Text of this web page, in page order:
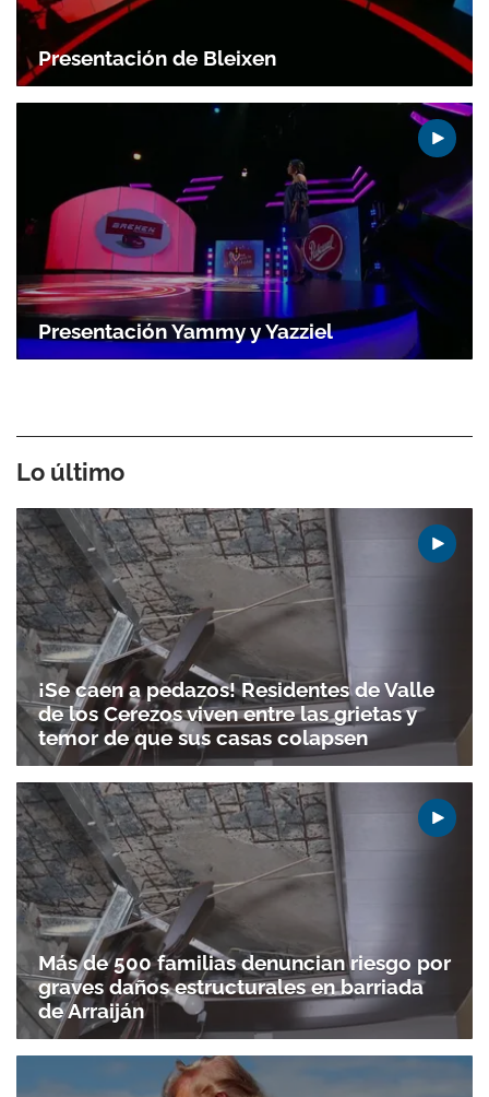
Presentación de Bleixen
Presentación Yammy y Yazziel
Lo último
¡Se caen a pedazos! Residentes de Valle
de los Cerezos viven entre las grietas y
temor de que sus casas colapsen
Más de 500 familias denuncian riesgo por
graves daños estructurales en barriada
de Arraiján